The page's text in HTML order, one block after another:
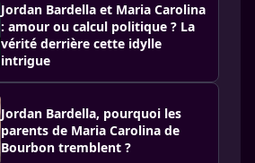
Jordan Bardella et Maria Carolina
: amour ou calcul politique ? La
vérité derrière cette idylle
intrigue
Jordan Bardella, pourquoi les
parents de Maria Carolina de
Bourbon tremblent ?